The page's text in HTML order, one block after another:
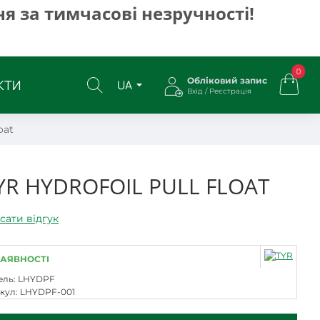
за тимчасові незручності!
UA Обліковий запис
Вхід / Реєстрація
0
PULL FLOAT
відгук
LHYDPF
LHYDPF-001